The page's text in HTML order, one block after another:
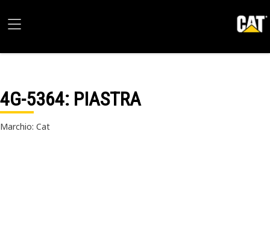
4G-5364: PIASTRA
Marchio: Cat